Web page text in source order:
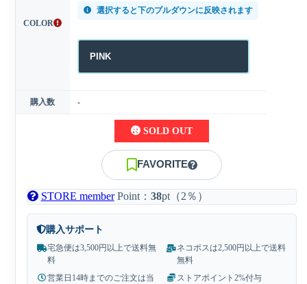
COLOR
選択すると下のプルダウンに反映されます
購入数 -
SOLD OUT
FAVORITE
STORE memberPoint： 38pt（2％）
購入サポート
宅急便は3,500円以上で送料無
料
ネコポスは2,500円以上で送料
無料
営業日14時までのご注文は当
ストアポイント2%付与